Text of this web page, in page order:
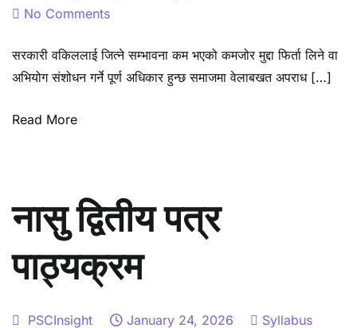
No Commentson
ठगी
र
सरकारी वकिललाई जित्ने सम्भावना कम भएको कमजोर मुद्दा फिर्ता लिने वा
अभियोग संशोधन गर्ने पूर्ण अधिकार हुन्छ समाजमा वेलाबखत अपराध […]
Read More
नासु द्वितीय पत्र
पाठ्यक्रम
PSCInsight January 24, 2026 Syllabus